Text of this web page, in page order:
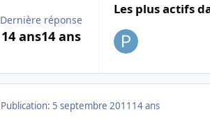
Dernière réponse
14 ans14 ans
Les plus actifs
Publication: 5 septembre 2011 14 ans